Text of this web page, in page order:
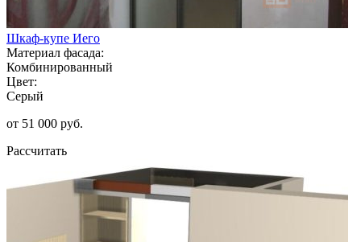
Шкаф-купе Иего
Материал фасада:
Комбинированный
Цвет:
Серый
от 51 000 руб.
Рассчитать